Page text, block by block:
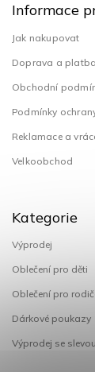
Informace
Jak nakupovat
Doprava a platba
Obchodní
Podmínky
Reklamace a
Velkoobchod
Kategorie
Výprodej
Oblečení pro děti
Oblečení pro
Dárkové poukazy
Výprodej se slevou